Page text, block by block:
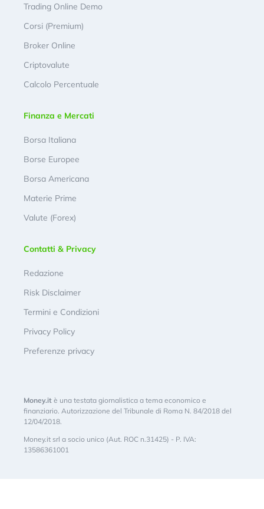
Trading Online Demo
Corsi (Premium)
Broker Online
Criptovalute
Calcolo Percentuale
Finanza e Mercati
Borsa Italiana
Borse Europee
Borsa Americana
Materie Prime
Valute (Forex)
Contatti & Privacy
Redazione
Risk Disclaimer
Termini e Condizioni
Privacy Policy
Preferenze privacy
Money.it è una testata giornalistica a tema economico e
finanziario. Autorizzazione del Tribunale di Roma N. 84/2018 del
12/04/2018.
Money.it srl a socio unico (Aut. ROC n.31425) - P. IVA:
13586361001